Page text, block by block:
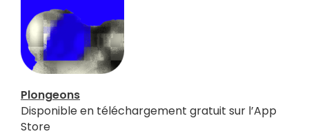
Plongeons
Disponible en téléchargement gratuit sur l’App
Store